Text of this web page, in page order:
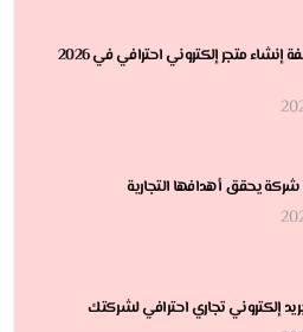
كم تبلغ تكلفة إنشاء متجر إلكتروني احترافي في 2026
يحقق أهدافها التجارية
إلكتروني تجاري احترافي لشركتك